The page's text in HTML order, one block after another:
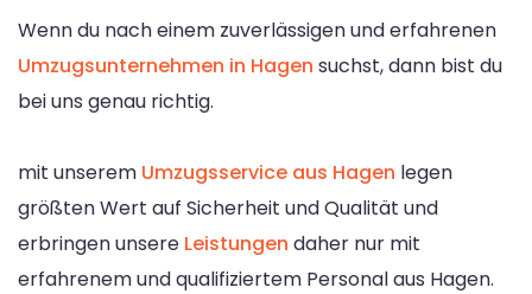
Wenn du nach einem zuverlässigen und erfahrenen
Umzugsunternehmen in Hagen suchst, dann bist du
bei uns genau richtig.
mit unserem Umzugsservice aus Hagen legen
größten Wert auf Sicherheit und Qualität und
erbringen unsere Leistungen daher nur mit
erfahrenem und qualifiziertem Personal aus Hagen.